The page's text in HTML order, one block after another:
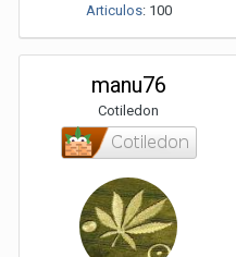
Articulos: 100
manu76
Cotiledon